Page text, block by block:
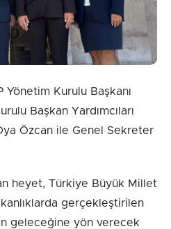
Yönetim Kurulu Başkanı
Başkan Yardımcıları
Özcan ile Genel Sekreter
heyet, Türkiye Büyük Millet
gerçekleştirilen
geleceğine yön verecek